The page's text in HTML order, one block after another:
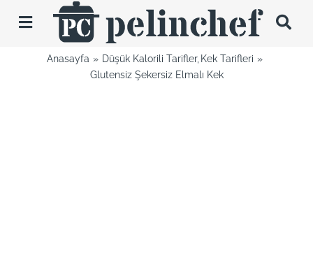
Toggle
Navigation
TariflerAnasayfa Düşük Kalorili Tarifler Kek Tarifleri
Glutensiz Şekersiz Elmalı Kek